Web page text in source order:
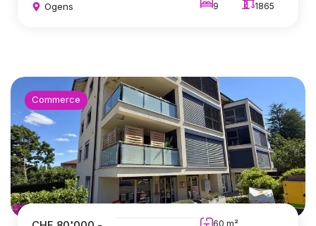
Ogens 9 1865
Commerce
60 m²